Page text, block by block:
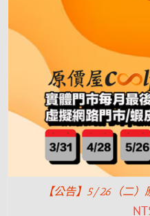
【公告】5/26（二）